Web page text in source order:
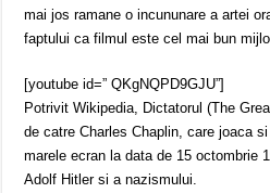
mai jos ramane o incununare a artei
faptului ca filmul este cel mai bun
[youtube id=” QKgNQPD9GJU”]
Potrivit Wikipedia, Dictatorul (The
de catre Charles Chaplin, care joaca
marele ecran la data de 15 octombrie
Adolf Hitler si a nazismului.